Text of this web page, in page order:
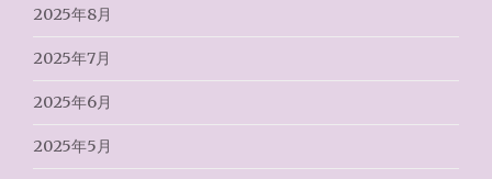
2025年8月
2025年7月
2025年6月
2025年5月